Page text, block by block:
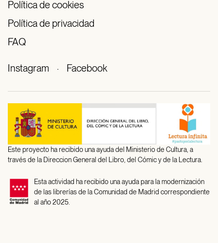
Política de cookies
Política de privacidad
FAQ
Instagram · Facebook
Este proyecto ha recibido una ayuda del Ministerio de Cultura, a
través de la Direccion General del Libro, del Cómic y de la Lectura.
Esta actividad ha recibido una ayuda para la modernización
de las librerías de la Comunidad de Madrid correspondiente
al año 2025.